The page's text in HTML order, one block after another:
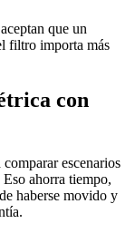
que un
filtro importa más
con
escenarios
ahorra tiempo,
haberse movido y